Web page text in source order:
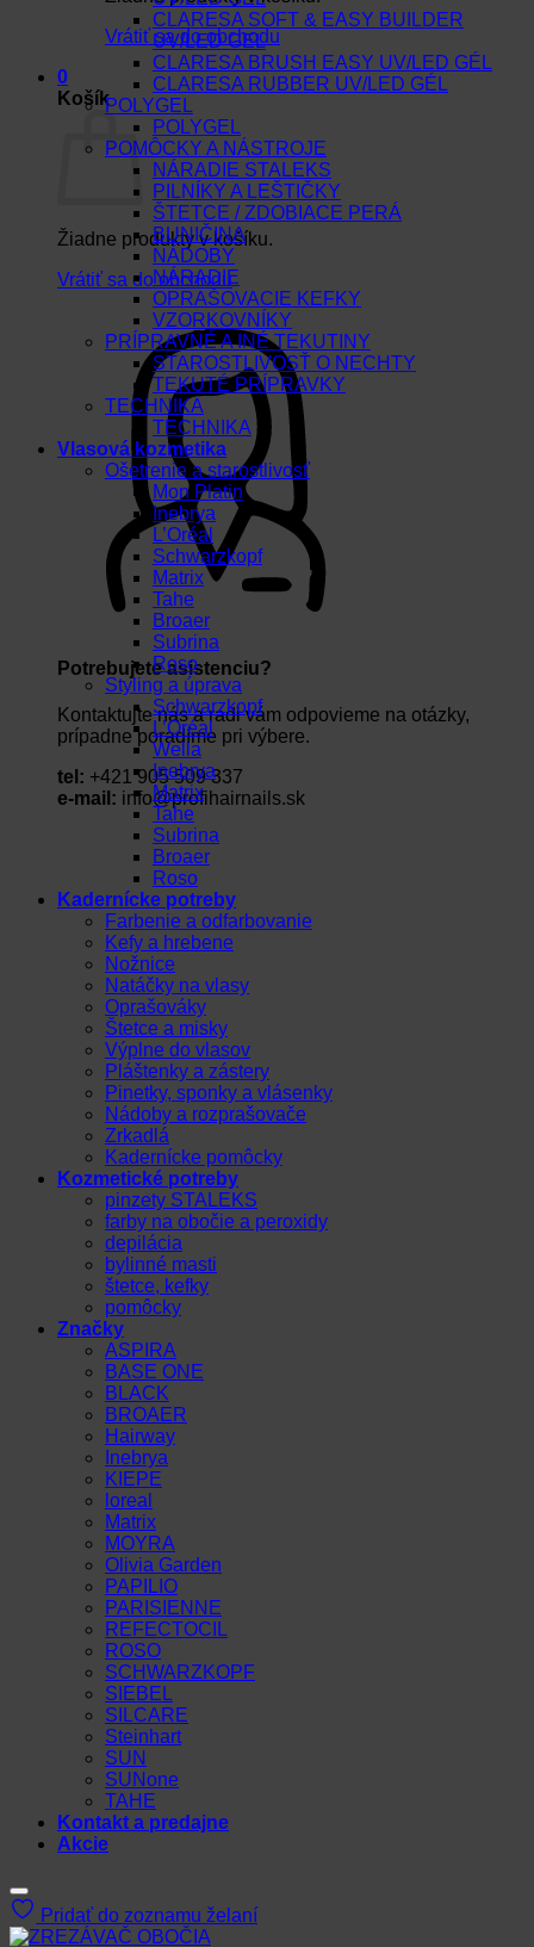
Vrátiť sa do obchodu
0
Košík
Žiadne produkty v košíku.
Vrátiť sa do obchodu
Potrebujete asistenciu?
Kontaktujte nás a radi vám odpovieme na otázky,
prípadne poradíme pri výbere.
tel: +421 905 509 337
e-mail: info@profihairnails.sk
CLARESA SOFT & EASY BUILDER
UV/LED GEL
CLARESA BRUSH EASY UV/LED GÉL
CLARESA RUBBER UV/LED GÉL
POLYGEL
POLYGEL
POMÔCKY A NÁSTROJE
NÁRADIE STALEKS
PILNÍKY A LEŠTIČKY
ŠTETCE / ZDOBIACE PERÁ
BUNIČINA
NÁDOBY
NÁRADIE
OPRAŠOVACIE KEFKY
VZORKOVNÍKY
PRÍPRAVNÉ A INÉ TEKUTINY
STAROSTLIVOSŤ O NECHTY
TEKUTÉ PRÍPRAVKY
TECHNIKA
TECHNIKA
Vlasová kozmetika
Ošetrenie a starostlivosť
Mon Platin
Inebrya
L’Oréal
Schwarzkopf
Matrix
Tahe
Broaer
Subrina
Roso
Styling a úprava
Schwarzkopf
L’Oréal
Wella
Inebrya
Matrix
Tahe
Subrina
Broaer
Roso
Kadernícke potreby
Farbenie a odfarbovanie
Kefy a hrebene
Nožnice
Natáčky na vlasy
Oprašováky
Štetce a misky
Výplne do vlasov
Pláštenky a zástery
Pinetky, sponky a vlásenky
Nádoby a rozprašovače
Zrkadlá
Kadernícke pomôcky
Kozmetické potreby
pinzety STALEKS
farby na obočie a peroxidy
depilácia
bylinné masti
štetce, kefky
pomôcky
Značky
ASPIRA
BASE ONE
BLACK
BROAER
Hairway
Inebrya
KIEPE
loreal
Matrix
MOYRA
Olivia Garden
PAPILIO
PARISIENNE
REFECTOCIL
ROSO
SCHWARZKOPF
SIEBEL
SILCARE
Steinhart
SUN
SUNone
TAHE
Kontakt a predajne
Akcie
Pridať do zoznamu želaní